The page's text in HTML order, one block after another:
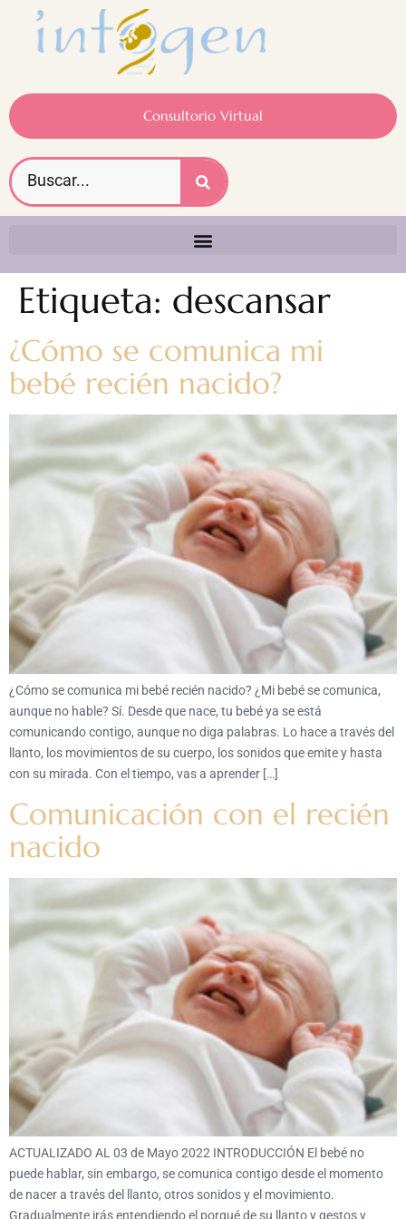
Consultorio Virtual
Etiqueta: descansar
¿Cómo se comunica mi
bebé recién nacido?
¿Cómo se comunica mi bebé recién nacido? ¿Mi bebé se comunica,
aunque no hable? Sí. Desde que nace, tu bebé ya se está
comunicando contigo, aunque no diga palabras. Lo hace a través del
llanto, los movimientos de su cuerpo, los sonidos que emite y hasta
con su mirada. Con el tiempo, vas a aprender […]
Comunicación con el recién
nacido
ACTUALIZADO AL 03 de Mayo 2022 INTRODUCCIÓN El bebé no
puede hablar, sin embargo, se comunica contigo desde el momento
de nacer a través del llanto, otros sonidos y el movimiento.
Gradualmente irás entendiendo el porqué de su llanto y gestos y